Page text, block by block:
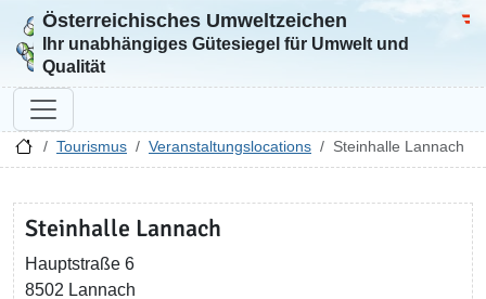
Zur Startseite
Österreichisches Umweltzeichen
Ihr unabhängiges Gütesiegel für Umwelt und
Qualität
Tourismus Veranstaltungslocations Steinhalle Lannach
Steinhalle Lannach
Hauptstraße 6
8502 Lannach